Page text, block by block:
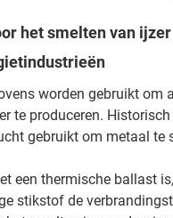
het smelten van
worden gebruikt om
te produceren.
gebruikt om metaal te
een thermische ballast
stikstof de